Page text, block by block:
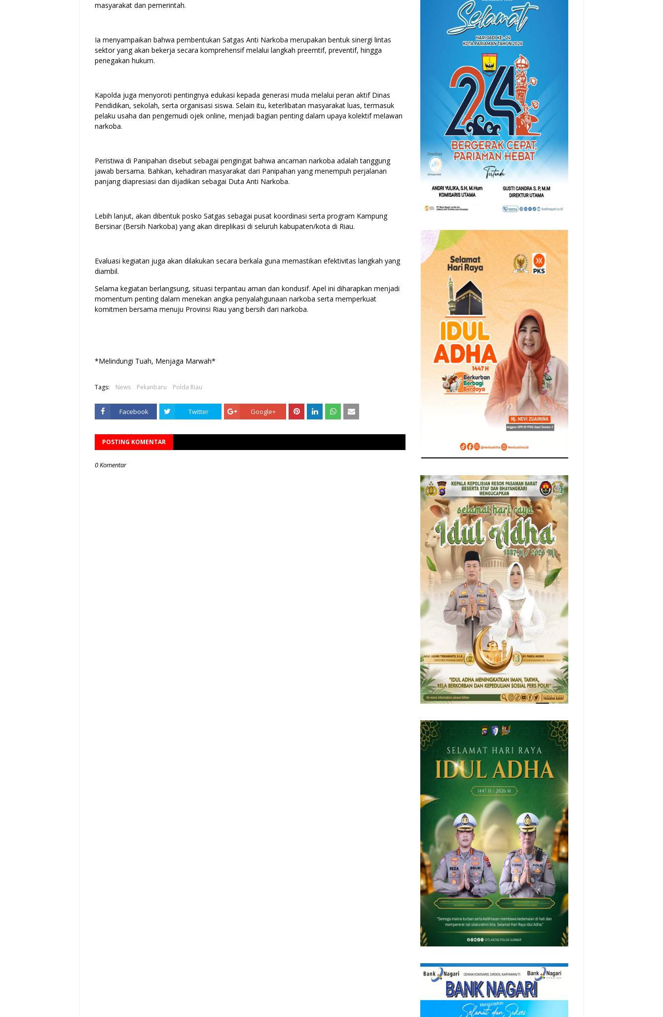
masyarakat dan pemerintah.
Ia menyampaikan bahwa pembentukan Satgas Anti Narkoba merupakan bentuk sinergi lintas
sektor yang akan bekerja secara komprehensif melalui langkah preemtif, preventif, hingga
penegakan hukum.
Kapolda juga menyoroti pentingnya edukasi kepada generasi muda melalui peran aktif Dinas
Pendidikan, sekolah, serta organisasi siswa. Selain itu, keterlibatan masyarakat luas, termasuk
pelaku usaha dan pengemudi ojek online, menjadi bagian penting dalam upaya kolektif melawan
narkoba.
Peristiwa di Panipahan disebut sebagai pengingat bahwa ancaman narkoba adalah tanggung
jawab bersama. Bahkan, kehadiran masyarakat dari Panipahan yang menempuh perjalanan
panjang diapresiasi dan dijadikan sebagai Duta Anti Narkoba.
Lebih lanjut, akan dibentuk posko Satgas sebagai pusat koordinasi serta program Kampung
Bersinar (Bersih Narkoba) yang akan direplikasi di seluruh kabupaten/kota di Riau.
Evaluasi kegiatan juga akan dilakukan secara berkala guna memastikan efektivitas langkah yang
diambil.
Selama kegiatan berlangsung, situasi terpantau aman dan kondusif. Apel ini diharapkan menjadi
momentum penting dalam menekan angka penyalahgunaan narkoba serta memperkuat
komitmen bersama menuju Provinsi Riau yang bersih dari narkoba.
*Melindungi Tuah, Menjaga Marwah*
Tags: News Pekanbaru Polda Riau
Facebook Twitter Google+
POSTING KOMENTAR
0 Komentar